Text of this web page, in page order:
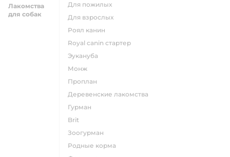
Лакомства
для собак
для пожилых
для взрослых
роял канин
Royal canin стартер
эукануба
монж
проплан
деревенские лакомства
гурман
brit
зоогурман
родные корма